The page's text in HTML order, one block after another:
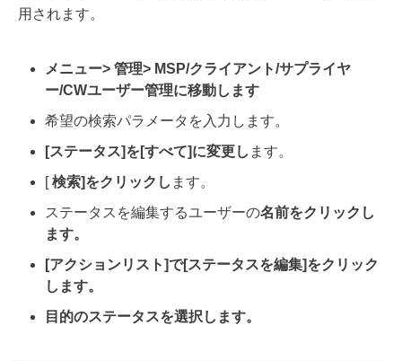
用されます。
メニュー> 管理> MSP/クライアント/サプライヤ
ー/CWユーザー管理に移動します
希望の検索パラメータ を入力します。
[ステータス]を[すべて]に変更し ます。
[検索]をクリックし ます。
ステータスを編集するユーザーの名前をクリックし
ます。
[アクションリスト]で[ステータスを編集]をクリック
します。
目的のステータスを選択し ます。